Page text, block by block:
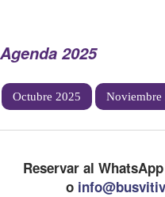
Agenda 2025
Octubre 2025 Noviembre
Reservar al WhatsApp
o